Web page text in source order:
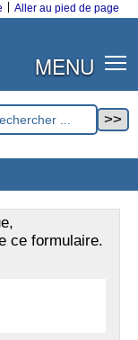
Aller au pied de page
MENU
ce formulaire.